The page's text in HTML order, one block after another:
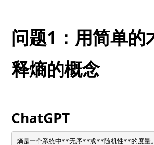
问题1：用简单的
释熵的概念
ChatGPT
熵是一个系统中**无序**或**随机性**的度量。